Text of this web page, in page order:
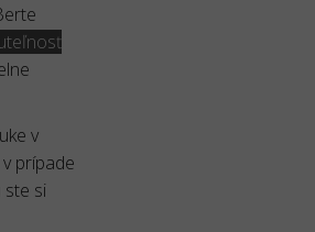
v
prípade
ste si